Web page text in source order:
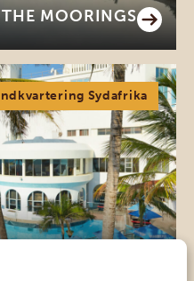
THE MOORINGS
Sydafrika
MONTAGNE